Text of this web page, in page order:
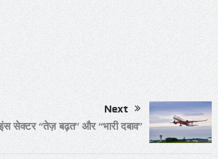
Next
सेक्टर “तेज़ बढ़त” और “भारी दबाव”